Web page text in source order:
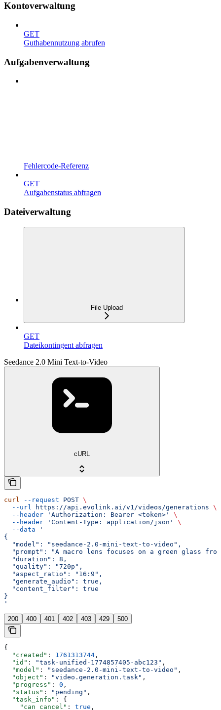
Kontoverwaltung
GET
Guthabennutzung abrufen
Aufgabenverwaltung
Fehlercode-Referenz
GET
Aufgabenstatus abfragen
Dateiverwaltung
File Upload
GET
Dateikontingent abfragen
Seedance 2.0 Mini Text-to-Video
cURL
curl --request POST \
  --url
https://api.evolink.ai/v1/videos/generations \
  --header
'Authorization: Bearer <token>'
\
  --header
'Content-Type: application/json'
\
  --data
'
{
  "model": "seedance-2.0-mini-text-to-video",
"prompt": "A macro lens focuses on a green glass
  "duration": 8,
  "quality": "720p",
  "aspect_ratio": "16:9",
  "generate_audio": true,
  "content_filter": true
}
'
200 400 401 402 403 429 500
{
  "created"
: 1761313744 ,
  "id"
: "task-unified-1774857405-abc123" ,
  "model"
: "seedance-2.0-mini-text-to-video" ,
  "object"
: "video.generation.task" ,
  "progress"
: 0 ,
  "status"
: "pending" ,
  "task_info"
: {
    "can_cancel"
: true ,